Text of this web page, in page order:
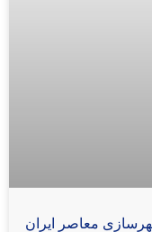
معاصر ایران